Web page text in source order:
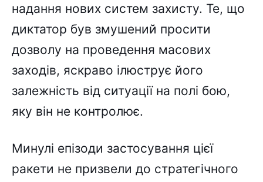
надання нових систем захисту. Те, що
диктатор був змушений просити
дозволу на проведення масових
заходів, яскраво ілюструє його
залежність від ситуації на полі бою,
яку він не контролює.
Минулі епізоди застосування цієї
ракети не призвели до стратегічного